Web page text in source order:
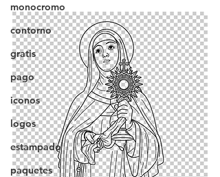
monocromo
contorno
gratis
pago
iconos
logos
estampado
paquetes